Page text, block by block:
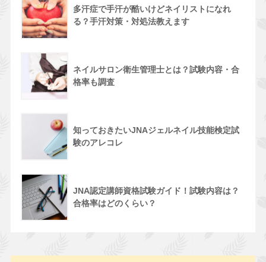
多汗症で手汗が酷いけどネイリストになれ
る？手汗対策・対処法教えます
ネイルサロン衛生管理士とは？試験内容・合
格率も調査
知っておきたいJNAジェルネイル技能検定試
験のアレコレ
JNA認定講師資格試験ガイド！試験内容は？
合格率はどのくらい？